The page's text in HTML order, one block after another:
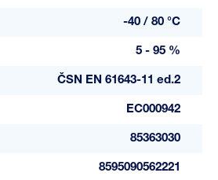
-40 / 80 °C
5 - 95 %
ČSN EN 61643-11 ed.2
EC000942
85363030
8595090562221